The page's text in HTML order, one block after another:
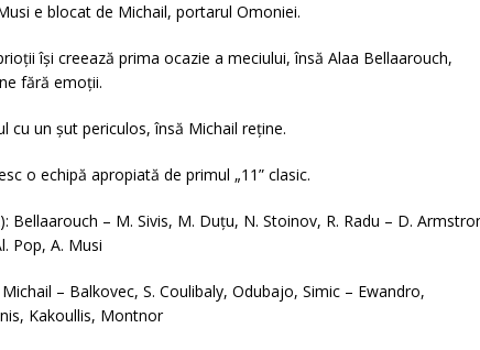
e blocat de Michail, portarul Omoniei.
își creează prima ocazie a meciului, însă Alaa Bellaarouch,
fără emoții.
cu un șut periculos, însă Michail reține.
o echipă apropiată de primul „11” clasic.
Bellaarouch – M. Sivis, M. Duțu, N. Stoinov, R. Radu – D.
Pop, A. Musi
– Balkovec, S. Coulibaly, Odubajo, Simic – Ewandro,
Kakoullis, Montnor